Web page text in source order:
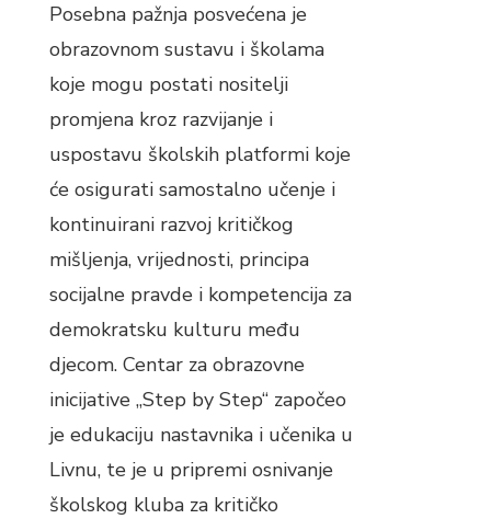
Posebna pažnja posvećena je
obrazovnom sustavu i školama
koje mogu postati nositelji
promjena kroz razvijanje i
uspostavu školskih platformi koje
će osigurati samostalno učenje i
kontinuirani razvoj kritičkog
mišljenja, vrijednosti, principa
socijalne pravde i kompetencija za
demokratsku kulturu među
djecom. Centar za obrazovne
inicijative „Step by Step“ započeo
je edukaciju nastavnika i učenika u
Livnu, te je u pripremi osnivanje
školskog kluba za kritičko